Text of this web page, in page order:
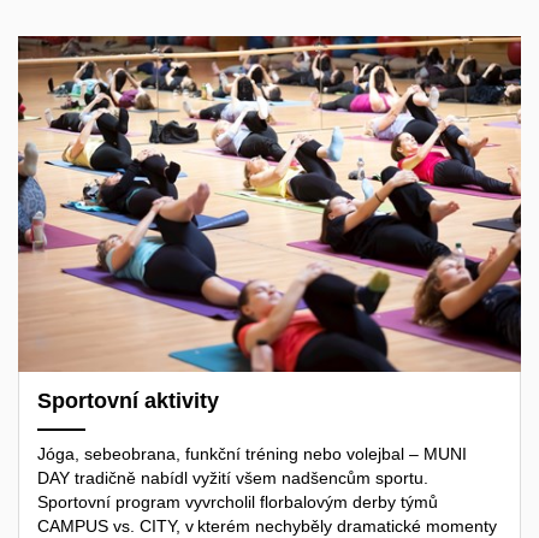
Sportovní aktivity
Jóga, sebeobrana, funkční tréning nebo volejbal – MUNI
DAY tradičně nabídl vyžití všem nadšencům sportu.
Sportovní program vyvrcholil florbalovým derby týmů
CAMPUS vs. CITY, v kterém nechyběly dramatické momenty